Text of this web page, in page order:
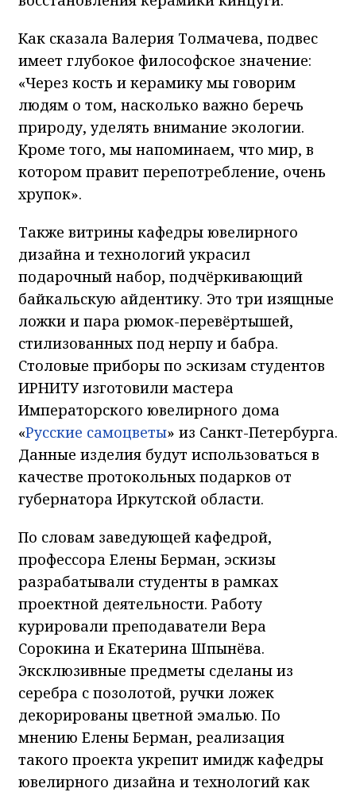
Как сказала Валерия Толмачева, подвес
имеет глубокое философское значение:
«Через кость и керамику мы говорим
людям о том, насколько важно беречь
природу, уделять внимание экологии.
Кроме того, мы напоминаем, что мир, в
котором правит перепотребление, очень
хрупок».
Также витрины кафедры ювелирного
дизайна и технологий украсил
подарочный набор, подчёркивающий
байкальскую айдентику. Это три изящные
ложки и пара рюмок-перевёртышей,
стилизованных под нерпу и бабра.
Столовые приборы по эскизам студентов
ИРНИТУ изготовили мастера
Императорского ювелирного дома
«Русские самоцветы» из Санкт-Петербурга.
Данные изделия будут использоваться в
качестве протокольных подарков от
губернатора Иркутской области.
По словам заведующей кафедрой,
профессора Елены Берман, эскизы
разрабатывали студенты в рамках
проектной деятельности. Работу
курировали преподаватели Вера
Сорокина и Екатерина Шпынёва.
Эксклюзивные предметы сделаны из
серебра с позолотой, ручки ложек
декорированы цветной эмалью. По
мнению Елены Берман, реализация
такого проекта укрепит имидж кафедры
ювелирного дизайна и технологий как